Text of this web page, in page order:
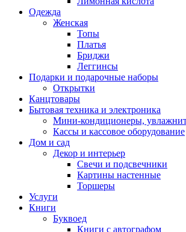
Одежда
Женская
Топы
Платья
Бриджи
Леггинсы
Подарки и подарочные наборы
Открытки
Канцтовары
Бытовая техника и электроника
Мини-кондиционеры,
Кассы и кассовое оборудование
Дом и сад
Декор и интерьер
Свечи и подсвечники
Картины настенные
Торшеры
Услуги
Книги
Буквоед
Книги с автографом